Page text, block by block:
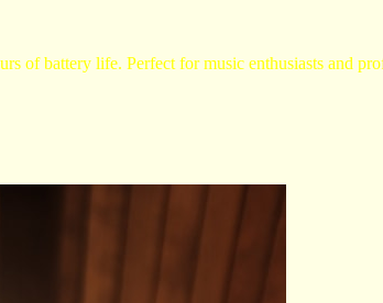
of battery life. Perfect for music enthusiasts and